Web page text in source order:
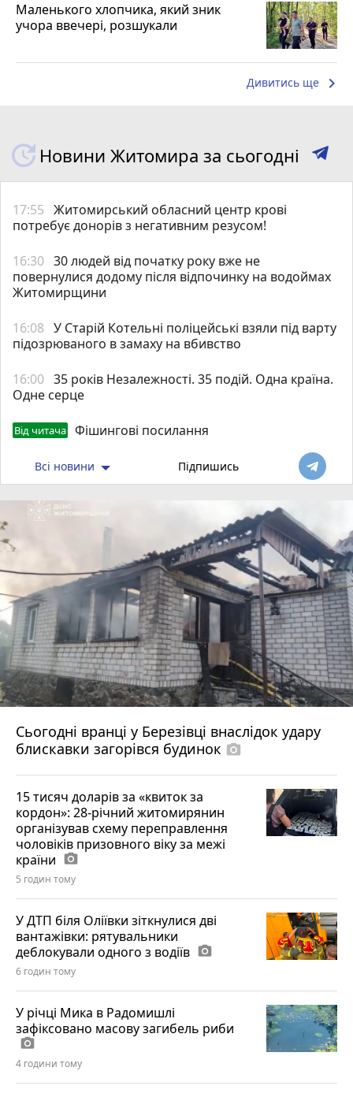
Маленького хлопчика, який зник
учора ввечері, розшукали
Дивитись ще keyboard_arrow_right
Новини Житомира за сьогодні
17:55 Житомирський обласний центр крові
потребує донорів з негативним резусом!
16:30 30 людей від початку року вже не
повернулися додому після відпочинку на водоймах
Житомирщини
16:08 У Старій Котельні поліцейські взяли під варту
підозрюваного в замаху на вбивство
16:00 35 років Незалежності. 35 подій. Одна країна.
Одне серце
Від читача Фішингові посилання
Всі новини Підпишись
Сьогодні вранці у Березівці внаслідок удару
блискавки загорівся будинок photo_camera
15 тисяч доларів за «квиток за
кордон»: 28-річний житомирянин
організував схему переправлення
чоловіків призовного віку за межі
країни photo_camera
5 годин тому
У ДТП біля Оліївки зіткнулися дві
вантажівки: рятувальники
деблокували одного з водіїв photo_camera
6 годин тому
У річці Мика в Радомишлі
зафіксовано масову загибель риби
photo_camera
4 години тому